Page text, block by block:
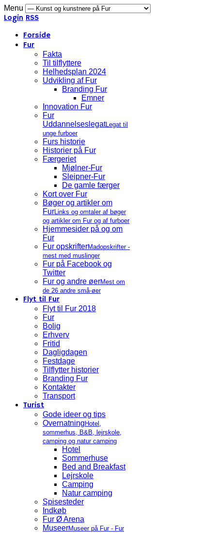
Menu
Login RSS
Forside
Fur
Fakta
Til tilflyttere
Helhedsplan 2024
Udvikling af Fur
Branding Fur
Emner
Innovation Fur
Fur
UddannelseslegatLegat til
unge furboer
Furs historie
Historier på Fur
Færgeriet
Mjølner-Fur
Sleipner-Fur
De gamle færger
Kort over Fur
Bøger og artikler om
FurLinks og omtaler af bøger
og artikler om Fur og af furboer
Hjemmesider på og om
Fur
Fur opskrifterMadopskrifter -
mest med muslinger
Fur på Facebook og
Twitter
Fur og andre øerMest om
de 26 andre små-øer
Flyt til Fur
Flyt til Fur 2018
Fur
Bolig
Erhverv
Fritid
Dagligdagen
Festdage
Tilflytter historier
Branding Fur
Kontakter
Transport
Turist
Gode ideer og tips
Overnatning Hotel,
sommerhus, B&B, lejrskole,
camping og natur camping
Hotel
Sommerhuse
Bed and Breakfast
Lejrskole
Camping
Natur camping
Spisesteder
Indkøb
Fur Ø Arena
MuseerMuseer på Fur - Fur